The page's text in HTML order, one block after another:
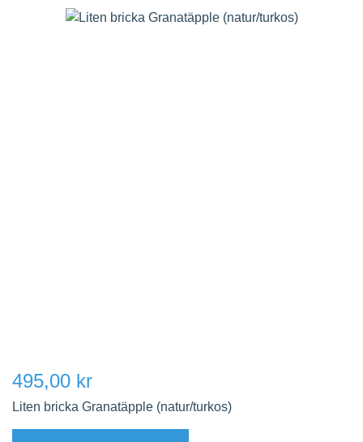
495,00 kr
Liten bricka Granatäpple (natur/turkos)